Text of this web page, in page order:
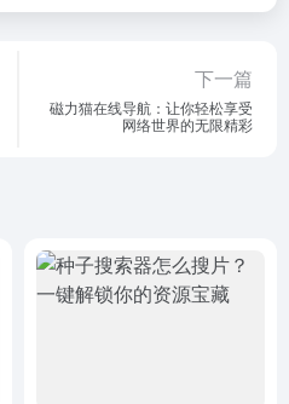
下一篇
磁力猫在线导航：让你轻松享受
网络世界的无限精彩